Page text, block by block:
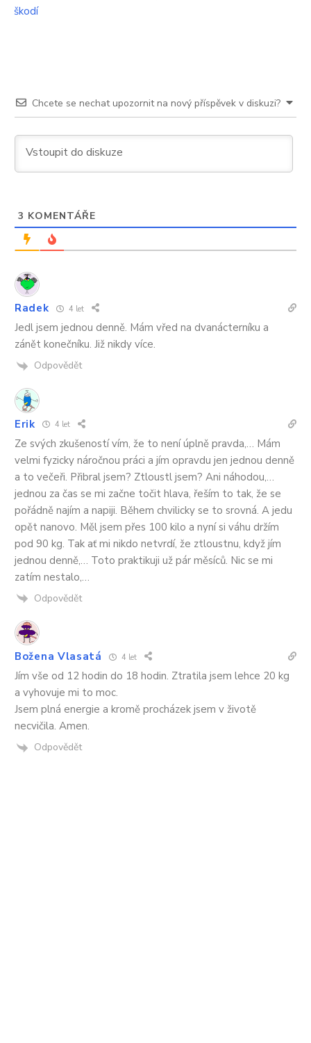
škodí
Chcete se nechat upozornit na nový příspěvek v diskuzi?
3 KOMENTÁŘE
Radek 4 let
Jedl jsem jednou denně. Mám vřed na dvanácterníku a
zánět konečníku. Již nikdy více.
Odpovědět
Erik 4 let
Ze svých zkušeností vím, že to není úplně pravda,… Mám
velmi fyzicky náročnou práci a jím opravdu jen jednou denně
a to večeři. Přibral jsem? Ztloustl jsem? Ani náhodou,…
jednou za čas se mi začne točit hlava, řeším to tak, že se
pořádně najím a napiji. Během chvilicky se to srovná. A jedu
opět nanovo. Měl jsem přes 100 kilo a nyní si váhu držím
pod 90 kg. Tak ať mi nikdo netvrdí, že ztloustnu, když jím
jednou denně,… Toto praktikuji už pár měsíců. Nic se mi
zatím nestalo,…
Odpovědět
Božena Vlasatá 4 let
Jím vše od 12 hodin do 18 hodin. Ztratila jsem lehce 20 kg
a vyhovuje mi to moc.
Jsem plná energie a kromě procházek jsem v životě
necvičila. Amen.
Odpovědět